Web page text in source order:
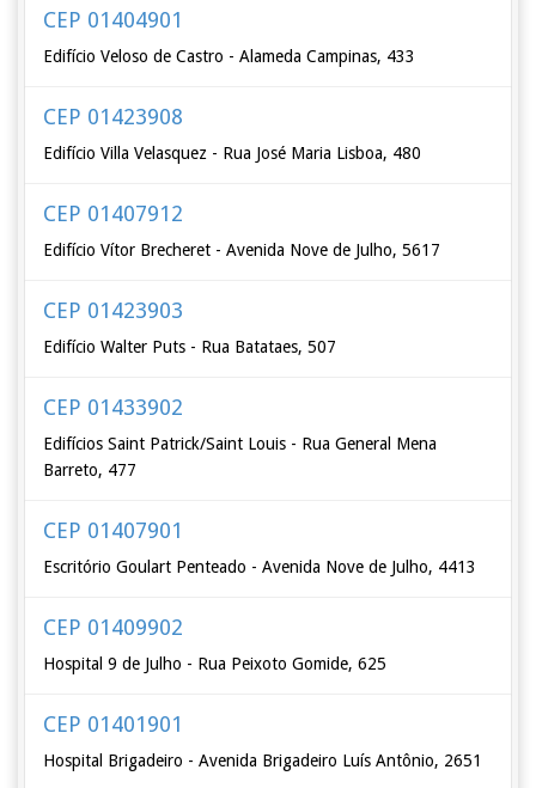
CEP 01404901
Edifício Veloso de Castro - Alameda Campinas, 433
CEP 01423908
Edifício Villa Velasquez - Rua José Maria Lisboa, 480
CEP 01407912
Edifício Vítor Brecheret - Avenida Nove de Julho, 5617
CEP 01423903
Edifício Walter Puts - Rua Batataes, 507
CEP 01433902
Edifícios Saint Patrick/Saint Louis - Rua General Mena
Barreto, 477
CEP 01407901
Escritório Goulart Penteado - Avenida Nove de Julho, 4413
CEP 01409902
Hospital 9 de Julho - Rua Peixoto Gomide, 625
CEP 01401901
Hospital Brigadeiro - Avenida Brigadeiro Luís Antônio, 2651